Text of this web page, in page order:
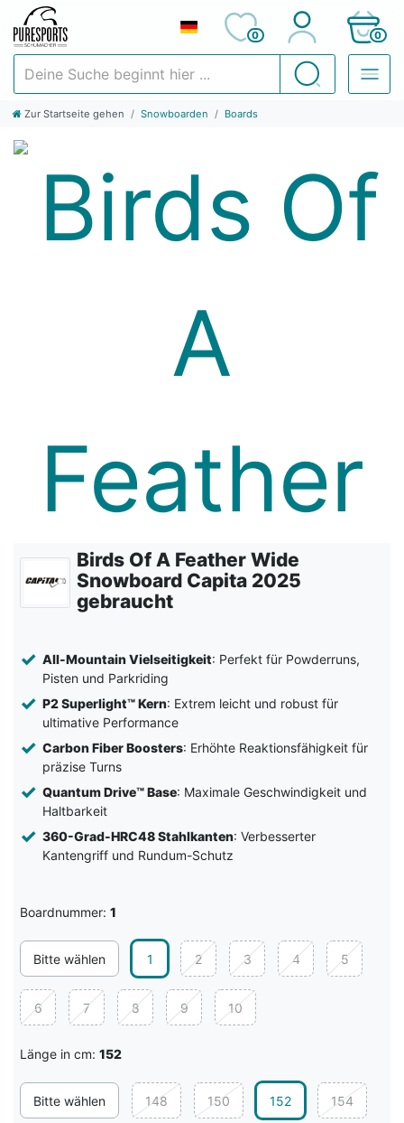
Suchen
0 0
Zur Startseite gehen Snowboarden Boards
Birds Of A Feather Wide
Snowboard Capita 2025
gebraucht
All-Mountain Vielseitigkeit: Perfekt für Powderruns,
Pisten und Parkriding
P2 Superlight™ Kern: Extrem leicht und robust für
ultimative Performance
Carbon Fiber Boosters: Erhöhte Reaktionsfähigkeit für
präzise Turns
Quantum Drive™ Base: Maximale Geschwindigkeit und
Haltbarkeit
360-Grad-HRC48 Stahlkanten: Verbesserter
Kantengriff und Rundum-Schutz
Boardnummer: 1
Bitte wählen 1 2 3 4 5
6 7 8 9 10
Länge in cm: 152
Bitte wählen 148 150 152 154